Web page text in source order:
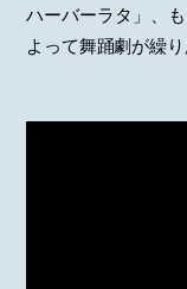
ハーバーラタ」、
よって舞踊劇が繰り